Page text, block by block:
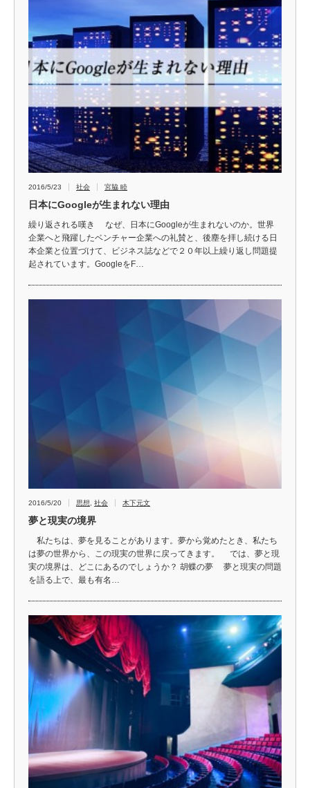
2016/5/23 社会 宮脇 睦
日本にGoogleが生まれない理由
繰り返される嘆き なぜ、日本にGoogleが生まれないのか。世界
企業へと飛躍したベンチャー企業への礼賛と、後塵を拝し続ける日
本企業と位置づけて、ビジネス誌などで２０年以上繰り返し問題提
起されています。GoogleをF…
2016/5/20 思想 社会 木下元文
夢と現実の境界
私たちは、夢を見ることがあります。夢から覚めたとき、私たち
は夢の世界から、この現実の世界に戻ってきます。 では、夢と現
実の境界は、どこにあるのでしょうか？ 胡蝶の夢 夢と現実の問題
を語る上で、最も有名…